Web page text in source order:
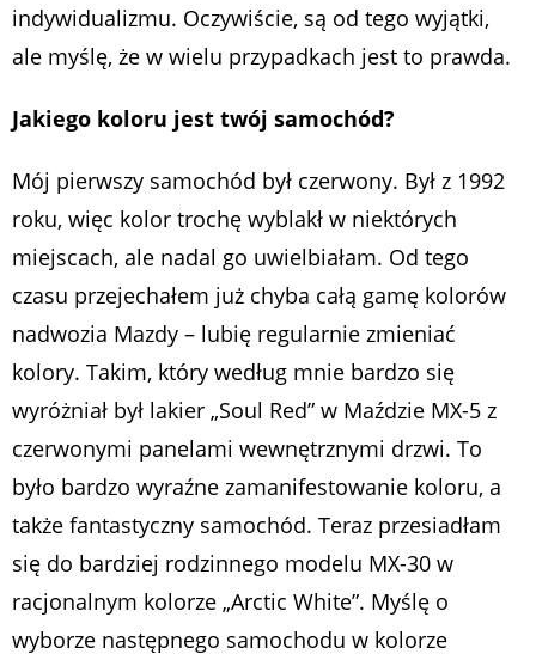
indywidualizmu. Oczywiście, są od tego wyjątki,
ale myślę, że w wielu przypadkach jest to prawda.
Jakiego koloru jest twój samochód?
Mój pierwszy samochód był czerwony. Był z 1992
roku, więc kolor trochę wyblakł w niektórych
miejscach, ale nadal go uwielbiałam. Od tego
czasu przejechałem już chyba całą gamę kolorów
nadwozia Mazdy – lubię regularnie zmieniać
kolory. Takim, który według mnie bardzo się
wyróżniał był lakier „Soul Red” w Maździe MX-5 z
czerwonymi panelami wewnętrznymi drzwi. To
było bardzo wyraźne zamanifestowanie koloru, a
także fantastyczny samochód. Teraz przesiadłam
się do bardziej rodzinnego modelu MX-30 w
racjonalnym kolorze „Arctic White”. Myślę o
wyborze następnego samochodu w kolorze